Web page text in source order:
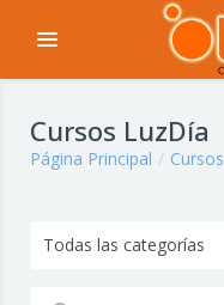
Expandir
Cursos LuzDía
Página Principal Cursos